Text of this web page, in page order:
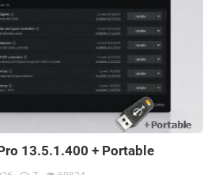
13.5.1.400 + Portable